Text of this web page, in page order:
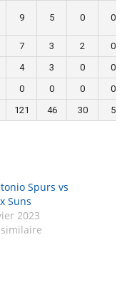
9 5 0 0
7 3 2
0
4 3 0
0
0 0 0
0
121 46 30 5
Spurs vs
Suns
2023